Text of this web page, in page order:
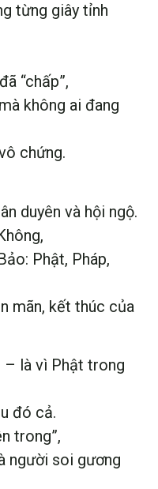
từng giây tỉnh
“chấp”,
không ai đang
chứng.
duyên và hội ngộ.
Phật, Pháp,
mãn, kết thúc của
là vì Phật trong
đó cả.
trong”,
người soi gương